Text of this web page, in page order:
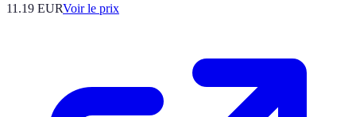
11.19 EURVoir le prix